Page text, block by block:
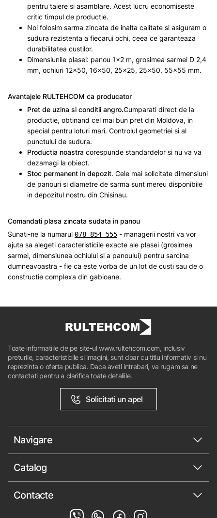
pentru taiere si asamblare. Acest lucru economiseste
critic timpul de productie.
Noi folosim sarma zincata de inalta calitate si asiguram o
sudura rezistenta a fiecarui ochi, ceea ce garanteaza
durabilitatea custilor.
Dimensiunile plasei: panou 1x2 m, grosimea sarmei D 2,4
mm, ochiuri 12x50, 16x50, 25x25, 25x50, 55x55 mm.
Avantajele RULTEHCOM ca producator
Pret de uzina si conditii angro.Cumparati direct de la
productie, obtinand cel mai bun pret din Moldova, in
special pentru loturi mari. Controlul geometriei si al
punctului de sudura.
Productia noastra corespunde standardelor si nu va va
dezamagi la obiect.
Stoc permanent in depozit. Cele mai solicitate dimensiuni
de panouri si diametre de sarma sunt mereu disponibile
in depozitul nostru din Chisinau.
Comandati plasa zincata sudata in panou
Sunati-ne la numarul 078 854-555 - managerii nostri va vor
ajuta sa alegeti caracteristicile exacte ale plasei (grosimea
sarmei, dimensiunea ochiului si a panoului) pentru sarcina
dumneavoastra - fie ca este vorba de un lot de custi sau de o
constructie complexa din gabioane.
Toate informatiile de pe site-ul www.rultehcom.com, inclusiv
preturile, caracteristicile si imagini, sunt doar cu titlu informativ si nu
reprezinta o oferta publica. Daca aveti intrebari, va rugam sa ne
contactati pentru a clarifica toate detaliile.
Solicitati un apel
Navigare
Catalog
Contacte